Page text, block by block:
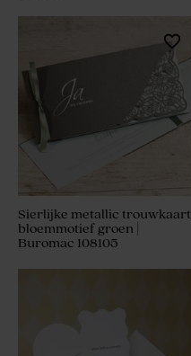
Sierlijke metallic trouwkaart
bloemmotief groen |
Buromac 108105